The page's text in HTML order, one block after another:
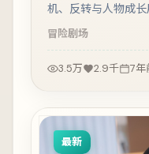
机、反转与人物成
观看。
冒险剧场
3.5万 2.9千 7年
最新